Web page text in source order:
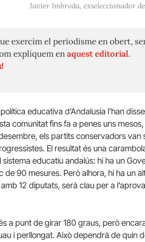
Javier Imbroda, exseleccionador
exercim el periodisme en obert,
expliquem enaquest editorial.
educativa d’Andalusia l’han
comunitat fins fa a penes uns
els partits conservadors
El resultat és una
educatiu andalús: hi ha un
de 90 mesures. Però alhora, hi ha un
12 diputats, serà clau per a
a punt de girar 180 graus, però
i perllongat. Això dependrà de quin